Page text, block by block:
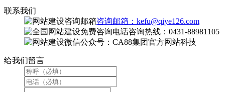
联系我们
咨询邮箱：kefu@qiye126.com
咨询热线：0431-88981105
微信公众号：CA88集团官方网站科技
给我们留言